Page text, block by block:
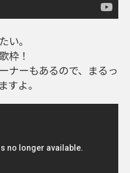
い。
枠！
ナーもあるので、まるっ
すよ。